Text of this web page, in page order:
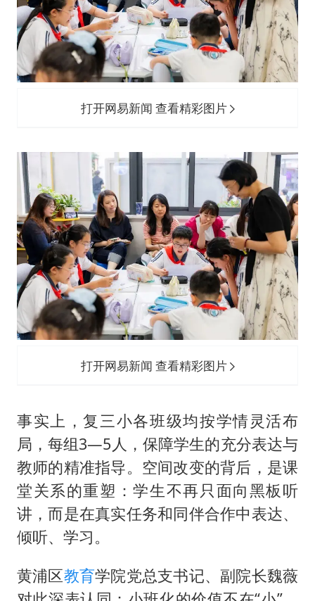
打开网易新闻 查看精彩图片
打开网易新闻 查看精彩图片
事实上，复三小各班级均按学情灵活布
局，每组3—5人，保障学生的充分表达与
教师的精准指导。空间改变的背后，是课
堂关系的重塑：学生不再只面向黑板听
讲，而是在真实任务和同伴合作中表达、
倾听、学习。
黄浦区教育学院党总支书记、副院长魏薇